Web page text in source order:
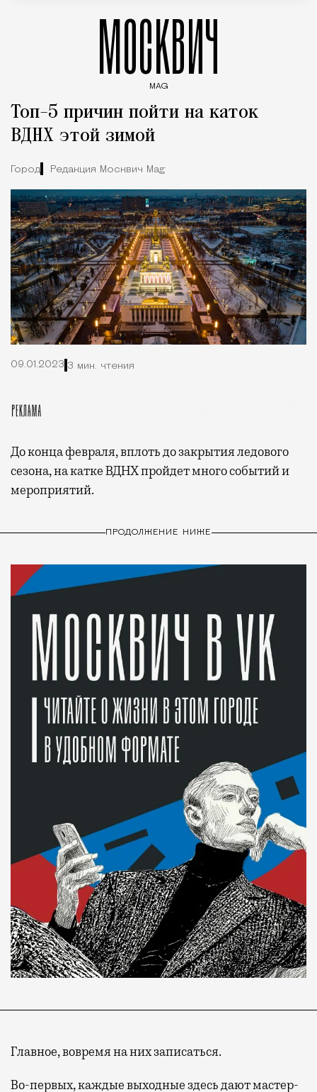
МОСКВИЧ
MAG
Топ-5 причин пойти на каток
ВДНХ этой зимой
Город Редакция Москвич Mag
09.01.2023 3 мин. чтения
До конца февраля, вплоть до закрытия ледового
сезона, на катке ВДНХ пройдет много событий и
мероприятий.
ПРОДОЛЖЕНИЕ НИЖЕ
Главное, вовремя на них записаться.
Во-первых, каждые выходные здесь дают мастер-